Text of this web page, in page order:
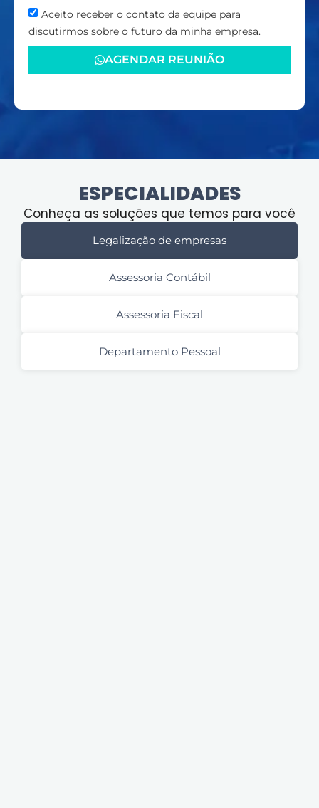
Aceito receber o contato da equipe para
discutirmos sobre o futuro da minha empresa.
AGENDAR REUNIÃO
ESPECIALIDADES
Conheça as soluções que temos para você
Legalização de empresas
Assessoria Contábil
Assessoria Fiscal
Departamento Pessoal